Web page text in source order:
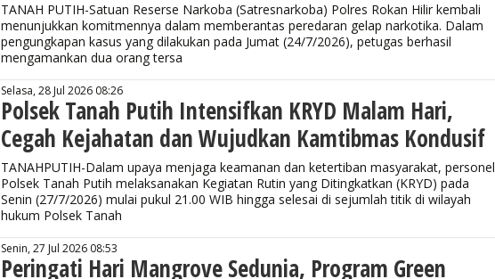
TANAH PUTIH-Satuan Reserse Narkoba (Satresnarkoba) Polres Rokan Hilir kembali
menunjukkan komitmennya dalam memberantas peredaran gelap narkotika. Dalam
pengungkapan kasus yang dilakukan pada Jumat (24/7/2026), petugas berhasil
mengamankan dua orang tersa
Selasa, 28 Jul 2026 08:26
Polsek Tanah Putih Intensifkan KRYD Malam Hari,
Cegah Kejahatan dan Wujudkan Kamtibmas Kondusif
TANAHPUTIH-Dalam upaya menjaga keamanan dan ketertiban masyarakat, personel
Polsek Tanah Putih melaksanakan Kegiatan Rutin yang Ditingkatkan (KRYD) pada
Senin (27/7/2026) mulai pukul 21.00 WIB hingga selesai di sejumlah titik di wilayah
hukum Polsek Tanah
Senin, 27 Jul 2026 08:53
Peringati Hari Mangrove Sedunia, Program Green